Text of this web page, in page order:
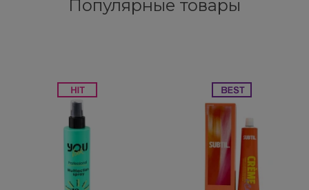
Популярные товары